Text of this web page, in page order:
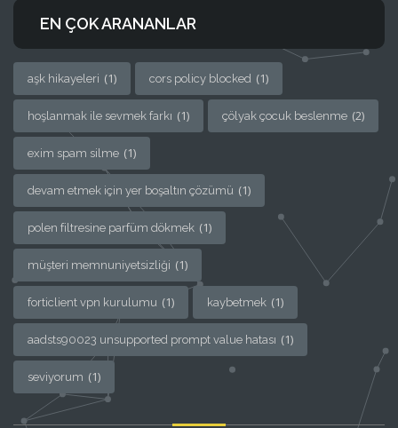
EN ÇOK ARANANLAR
aşk hikayeleri (1) cors policy blocked (1)
hoşlanmak ile sevmek farkı (1) çölyak çocuk beslenme (2)
exim spam silme (1)
devam etmek için yer boşaltın çözümü (1)
polen filtresine parfüm dökmek (1)
müşteri memnuniyetsizliği (1)
forticlient vpn kurulumu (1) kaybetmek (1)
aadsts90023 unsupported prompt value hatası (1)
seviyorum (1)